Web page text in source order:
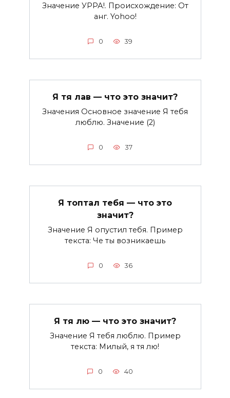
Значение УРРА!. Происхождение: От
анг. Yohoo!
0 39
Я тя лав — что это значит?
Значения Основное значение Я тебя
люблю. Значение (2)
0 37
Я топтал тебя — что это
значит?
Значение Я опустил тебя. Пример
текста: Че ты возникаешь
0 36
Я тя лю — что это значит?
Значение Я тебя люблю. Пример
текста: Милый, я тя лю!
0 40